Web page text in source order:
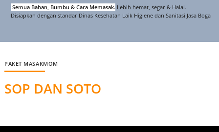
Semua Bahan, Bumbu & Cara Memasak. Lebih hemat, segar & Halal.
Disiapkan dengan standar Dinas Kesehatan Laik Higiene dan Sanitasi Jasa Boga
PAKET MASAKMOM
SOP DAN SOTO